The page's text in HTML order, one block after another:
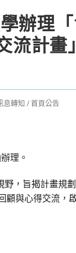
辦理
流計
息轉知 /首頁公告
理。
，旨揭計畫規
與心得交流